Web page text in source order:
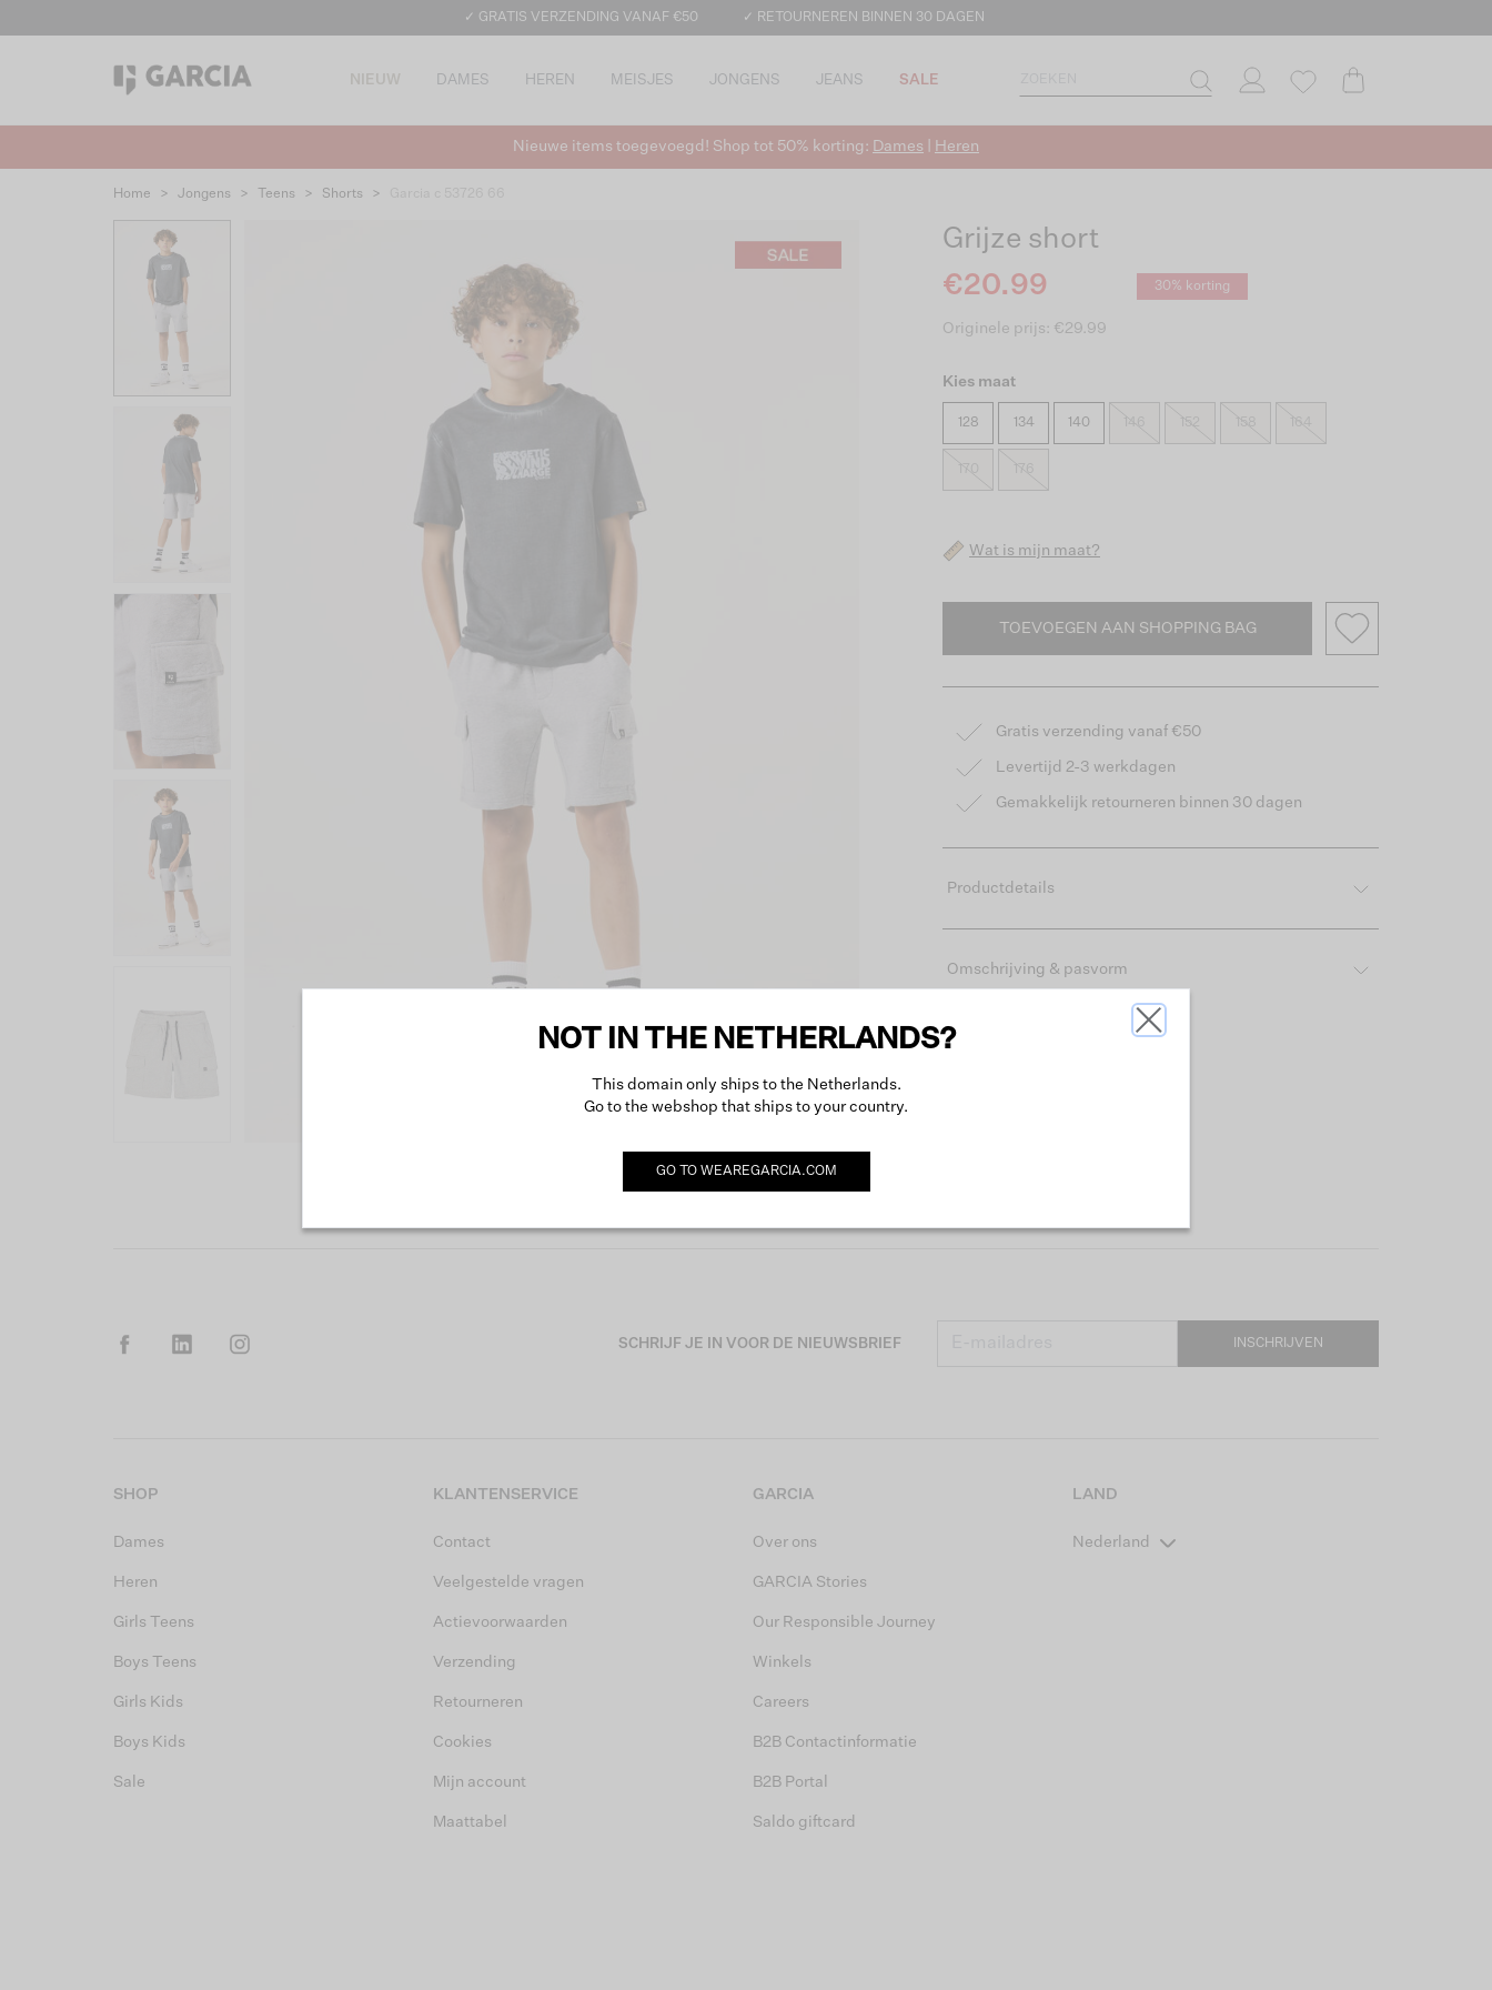
✓ GRATIS VERZENDING VANAF €50 ✓ RETOURNEREN BINNEN 30 DAGEN
NIEUW DAMES HEREN MEISJES JONGENS JEANS SALE
Nieuwe items toegevoegd! Shop tot 50% korting: Dames Heren
Home > Jongens > Teens > Shorts >
Grijze short
€20.99
30% korting
Originele prijs: €29.99
Kies maat
128 134 140 146 164
Wat is mijn maat?
TOEVOEGEN AAN SHOPPING BAG
Gratis verzending vanaf €50
Levertijd 2-3 werkdagen
Gemakkelijk retourneren binnen 30 dagen
Productdetails
Omschrijving & pasvorm
SCHRIJF JE IN VOOR DE NIEUWSBRIEF INSCHRIJVEN
SHOP
Dames
Heren
Girls Teens
Boys Teens
Girls Kids
Boys Kids
Sale
KLANTENSERVICE
Contact
Veelgestelde vragen
Actievoorwaarden
Verzending
Retourneren
Cookies
Mijn account
Maattabel
GARCIA
Over ons
GARCIA Stories
Our Responsible Journey
Winkels
Careers
B2B Contactinformatie
B2B Portal
Saldo giftcard
LAND
Nederland
NOT IN THE NETHERLANDS?
This domain only ships to the Netherlands.
Go to the webshop that ships to your country.
GO TO WEAREGARCIA.COM